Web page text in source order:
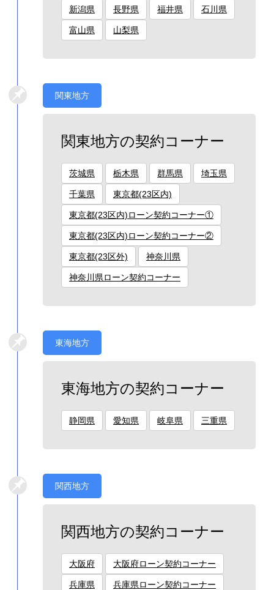
新潟県 長野県 福井県 石川県
富山県 山梨県
関東地方
関東地方の契約コーナー
茨城県 栃木県 群馬県 埼玉県
千葉県 東京都(23区内)
東京都(23区内)ローン契約コーナー①
東京都(23区内)ローン契約コーナー②
東京都(23区外) 神奈川県
神奈川県ローン契約コーナー
東海地方
東海地方の契約コーナー
静岡県 愛知県 岐阜県 三重県
関西地方
関西地方の契約コーナー
大阪府 大阪府ローン契約コーナー
兵庫県 兵庫県ローン契約コーナー